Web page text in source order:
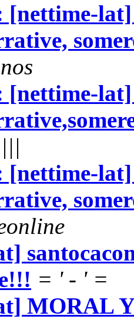
[nettime-
[nettime-
[nettime-
= ' - ' =
MORAL